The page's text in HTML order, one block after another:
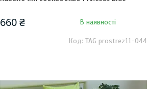
660 ₴ В наявності
TAG prostrez11-044